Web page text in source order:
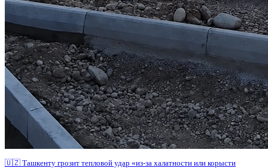
🇺🇿 Ташкенту грозит тепловой удар «из-за халатности или корысти